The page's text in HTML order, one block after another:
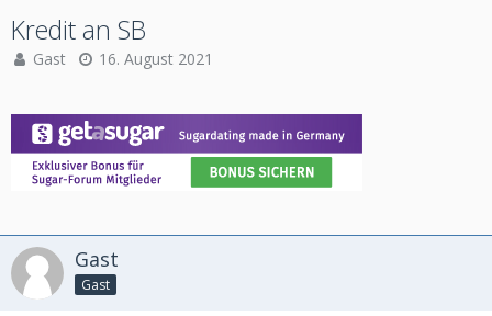
Kredit an SB
Gast 16. August 2021
Gast
Gast